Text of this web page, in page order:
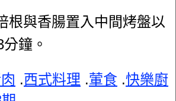
根與香腸置入中間烤盤以
鐘。
.西式料理 .葷食 .快樂廚